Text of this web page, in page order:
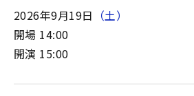
2026年9月19日 （土）
開場 14:00
開演 15:00